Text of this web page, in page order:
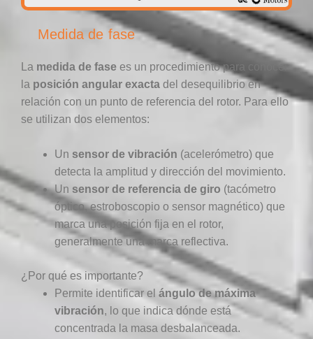
Medida de fase
La medida de fase es un procedimiento para conocer
la posición angular exacta del desequilibrio en
relación con un punto de referencia del rotor. Para ello
se utilizan dos elementos:
Un sensor de vibración (acelerómetro) que
detecta la amplitud y dirección del movimiento.
Un sensor de referencia de giro (tacómetro
óptico, estroboscopio o sensor magnético) que
marca una posición fija en el rotor,
generalmente una marca reflectiva.
¿Por qué es importante?
Permite identificar el ángulo de máxima
vibración, lo que indica dónde está
concentrada la masa desbalanceada.